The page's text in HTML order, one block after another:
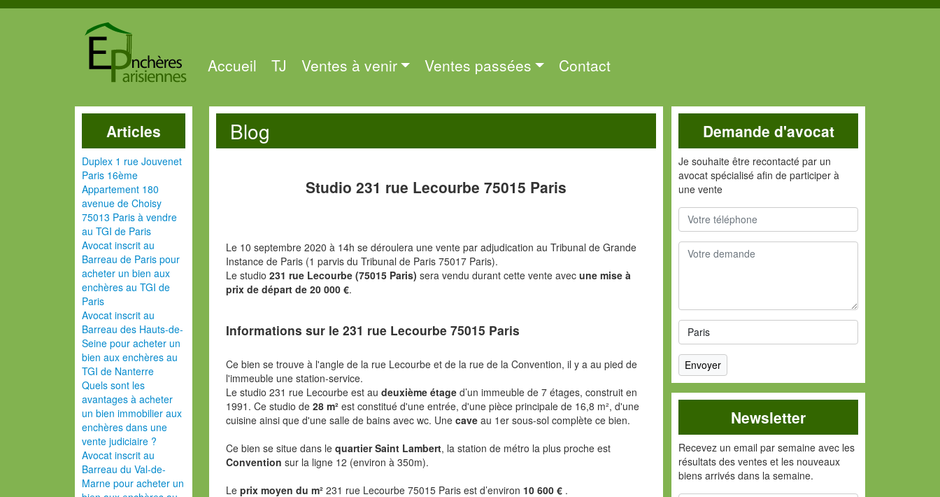
Accueil TJ Ventes à venir Ventes passées Contact
Articles
Duplex 1 rue Jouvenet
Paris 16ème
Appartement 180
avenue de Choisy
75013 Paris à vendre
au TGI de Paris
Avocat inscrit au
Barreau de Paris pour
acheter un bien aux
enchères au TGI de
Paris
Avocat inscrit au
Barreau des Hauts-de-
Seine pour acheter un
bien aux enchères au
TGI de Nanterre
Quels sont les
avantages à acheter
un bien immobilier aux
enchères dans une
vente judiciaire ?
Avocat inscrit au
Barreau du Val-de-
Marne pour acheter un
Blog
Studio 231 rue Lecourbe 75015 Paris
Le 10 septembre 2020 à 14h se déroulera une vente par adjudication au Tribunal de Grande
Instance de Paris (1 parvis du Tribunal de Paris 75017 Paris).
Le studio231 rue Lecourbe (75015 Paris)sera vendu durant cette vente avecune mise à
prix de départ de 20 000 €.
Informations sur le231 rue Lecourbe 75015 Paris
Ce bien se trouve à l'angle de la rue Lecourbe et de la rue de la Convention, il y a au pied de
l'immeuble une station-service.
Le studio 231 rue Lecourbe est audeuxième étaged’un immeuble de 7 étages, construit en
1991. Ce studio de28 m²est constitué d'une entrée, d'une pièce principale de 16,8 m², d'une
cuisine ainsi que d'une salle de bains avec wc. Unecave au 1er sous-sol complète ce bien.
Ce bien se situe dans lequartier Saint Lambert, la station de métro la plus proche est
Convention sur la ligne 12 (environ à 350m).
Leprix moyen du m²231 rue Lecourbe 75015 Paris est d’environ 10 600 € .
Demande d'avocat
Je souhaite être recontacté par un
avocat spécialisé afin de participer à
une vente
Newsletter
Recevez un email par semaine avec les
résultats des ventes et les nouveaux
biens arrivés dans la semaine.